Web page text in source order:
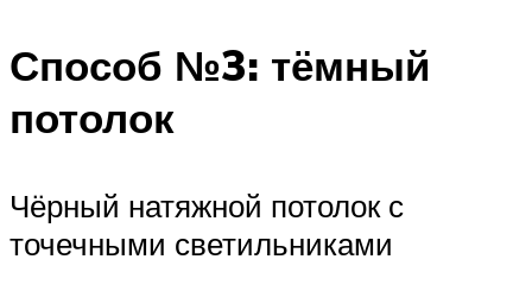
Способ №3: тёмный
потолок
Чёрный натяжной потолок с
точечными светильниками